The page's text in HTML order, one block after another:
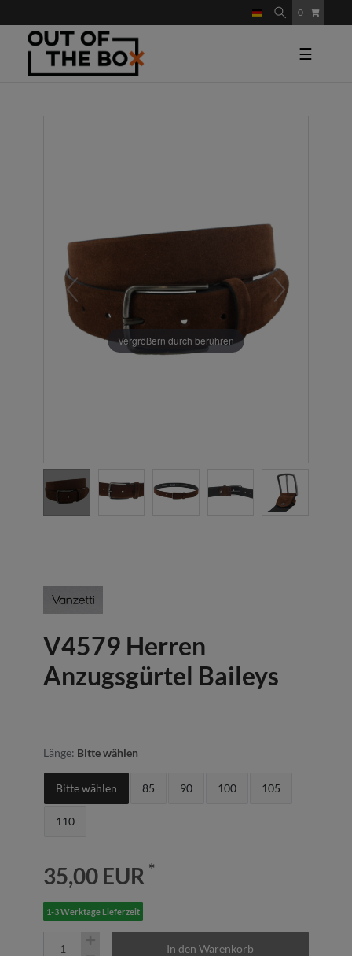
0
☰
Vergrößern durch berühren
V4579 Herren
Anzugsgürtel Baileys
Länge: Bitte wählen
Bitte wählen 85 90 100 105
110
35,00 EUR *
1-3 Werktage Lieferzeit
In den Warenkorb